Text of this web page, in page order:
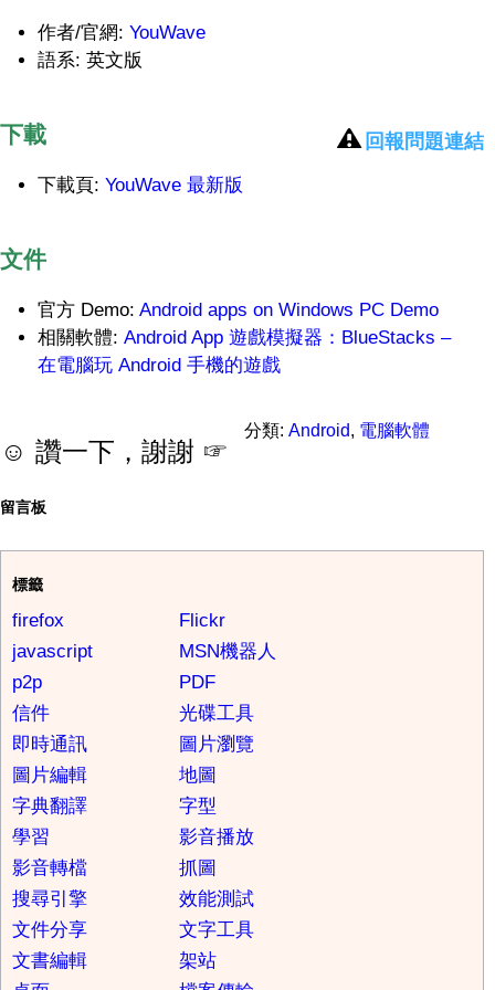
作者/官網:YouWave
語系: 英文版
回報問題連結
下載
下載頁:YouWave 最新版
文件
官方 Demo:Android apps on Windows PC Demo
相關軟體:Android App 遊戲模擬器：BlueStacks –
在電腦玩 Android 手機的遊戲
☺ 讚一下，謝謝 ☞
分類: Android, 電腦軟體
留言板
標籤
firefox
Flickr
javascript
MSN機器人
p2p
PDF
信件
光碟工具
即時通訊
圖片瀏覽
圖片編輯
地圖
字典翻譯
字型
學習
影音播放
影音轉檔
抓圖
搜尋引擎
效能測試
文件分享
文字工具
文書編輯
架站